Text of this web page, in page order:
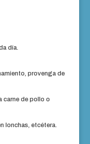
día.
provenga de
carne de pollo o
lonchas, etcétera.